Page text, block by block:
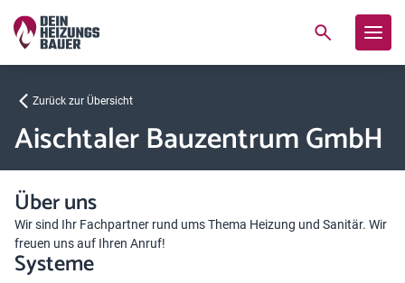
Zurück zur Übersicht
Aischtaler Bauzentrum GmbH
Über uns
Wir sind Ihr Fachpartner rund ums Thema Heizung und Sanitär. Wir
freuen uns auf Ihren Anruf!
Systeme